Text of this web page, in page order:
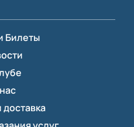
Билеты